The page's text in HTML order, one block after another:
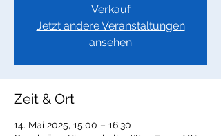
Verkauf
Jetzt andere Veranstaltungen
ansehen
Zeit & Ort
14. Mai 2025, 15:00 – 16:30